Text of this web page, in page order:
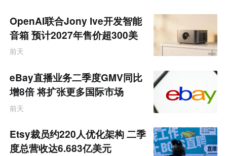
OpenAI联合Jony Ive开发智能
音箱 预计2027年售价超300美
元
前天
eBay直播业务二季度GMV同比
增8倍 将扩张更多国际市场
前天
Etsy裁员约220人优化架构 二季
度总营收达6.683亿美元